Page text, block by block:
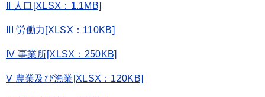
II 人口[XLSX：1.1MB]
III 労働力[XLSX：110KB]
IV 事業所[XLSX：250KB]
V 農業及び漁業[XLSX：120KB]